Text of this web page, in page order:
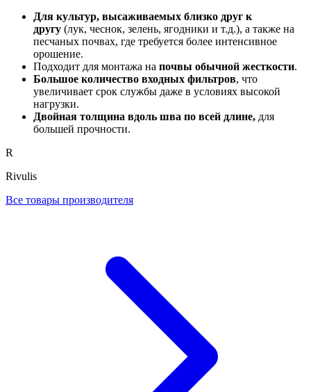
Для культур, высаживаемых близко друг к
другу (лук, чеснок, зелень, ягодники и т.д.), а также на
песчаных почвах, где требуется более интенсивное
орошение.
Подходит для монтажа на почвы обычной жесткости.
Большое количество входных фильтров, что
увеличивает срок службы даже в условиях высокой
нагрузки.
Двойная толщина вдоль шва по всей длине, для
большей прочности.
R
Rivulis
Все товары производителя